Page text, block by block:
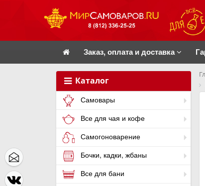
Заказ, оплата и доставка
Каталог
Самовары
Все для чая и кофе
Самогоноварение
Бочки, кадки, жбаны
Все для бани